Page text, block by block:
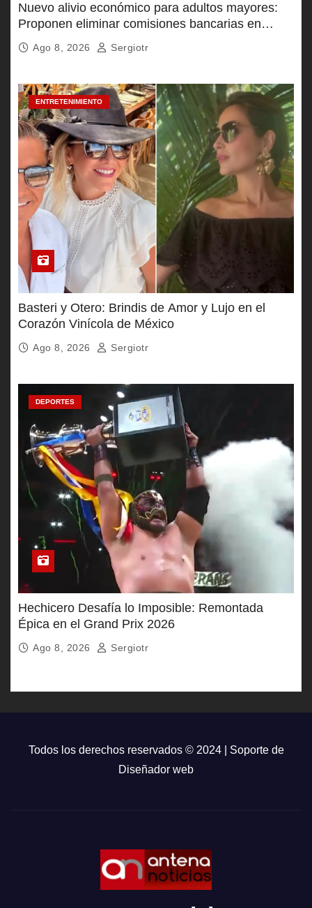
Nuevo alivio económico para adultos mayores:
Proponen eliminar comisiones bancarias en
Pensión Bienestar
Ago 8, 2026 Sergiotr
ENTRETENIMIENTO
Basteri y Otero: Brindis de Amor y Lujo en el
Corazón Vinícola de México
Ago 8, 2026 Sergiotr
DEPORTES
Hechicero Desafía lo Imposible: Remontada
Épica en el Grand Prix 2026
Ago 8, 2026 Sergiotr
Todos los derechos reservados © 2024 | Soporte de
Diseñador web